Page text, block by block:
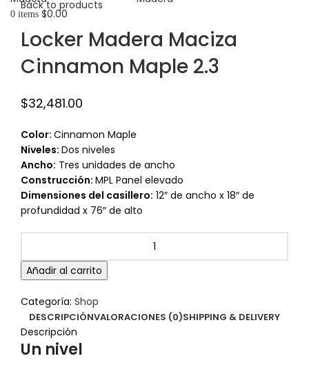
0 items $0.00
Back to products
Locker Madera Maciza
Cinnamon Maple 2.3
$32,481.00
Color: Cinnamon Maple
Niveles: Dos niveles
Ancho: Tres unidades de ancho
Construcción: MPL Panel elevado
Dimensiones del casillero: 12″ de ancho x 18″ de
profundidad x 76″ de alto
Añadir al carrito
Categoría: Shop
DESCRIPCIÓNVALORACIONES (0)SHIPPING & DELIVERY
Descripción
Un nivel